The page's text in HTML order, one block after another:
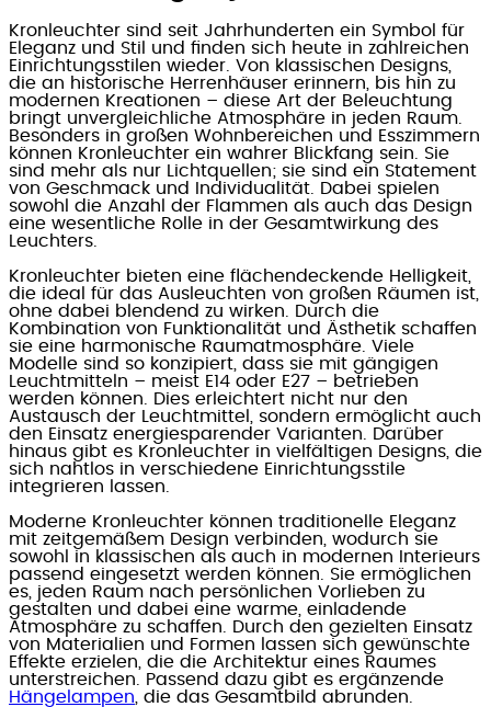
Kronleuchter sind seit Jahrhunderten ein Symbol für
Eleganz und Stil und finden sich heute in zahlreichen
Einrichtungsstilen wieder. Von klassischen Designs,
die an historische Herrenhäuser erinnern, bis hin zu
modernen Kreationen – diese Art der Beleuchtung
bringt unvergleichliche Atmosphäre in jeden Raum.
Besonders in großen Wohnbereichen und Esszimmern
können Kronleuchter ein wahrer Blickfang sein. Sie
sind mehr als nur Lichtquellen; sie sind ein Statement
von Geschmack und Individualität. Dabei spielen
sowohl die Anzahl der Flammen als auch das Design
eine wesentliche Rolle in der Gesamtwirkung des
Leuchters.
Kronleuchter bieten eine flächendeckende Helligkeit,
die ideal für das Ausleuchten von großen Räumen ist,
ohne dabei blendend zu wirken. Durch die
Kombination von Funktionalität und Ästhetik schaffen
sie eine harmonische Raumatmosphäre. Viele
Modelle sind so konzipiert, dass sie mit gängigen
Leuchtmitteln – meist E14 oder E27 – betrieben
werden können. Dies erleichtert nicht nur den
Austausch der Leuchtmittel, sondern ermöglicht auch
den Einsatz energiesparender Varianten. Darüber
hinaus gibt es Kronleuchter in vielfältigen Designs, die
sich nahtlos in verschiedene Einrichtungsstile
integrieren lassen.
Moderne Kronleuchter können traditionelle Eleganz
mit zeitgemäßem Design verbinden, wodurch sie
sowohl in klassischen als auch in modernen Interieurs
passend eingesetzt werden können. Sie ermöglichen
es, jeden Raum nach persönlichen Vorlieben zu
gestalten und dabei eine warme, einladende
Atmosphäre zu schaffen. Durch den gezielten Einsatz
von Materialien und Formen lassen sich gewünschte
Effekte erzielen, die die Architektur eines Raumes
unterstreichen. Passend dazu gibt es ergänzende
Hängelampen , die das Gesamtbild abrunden.